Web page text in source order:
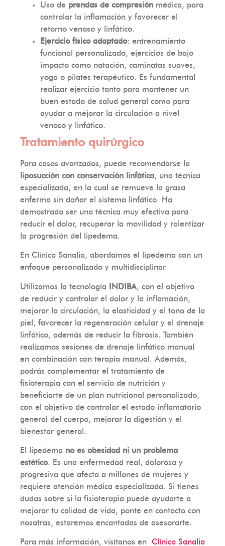
Uso de prendas de compresión médica, para
controlar la inflamación y favorecer el
retorno venoso y linfático.
Ejercicio físico adaptado: entrenamiento
funcional personalizado, ejercicios de bajo
impacto como natación, caminatas suaves,
yoga o pilates terapéutico. Es fundamental
realizar ejercicio tanto para mantener un
buen estado de salud general como para
ayudar a mejorar la circulación a nivel
venoso y linfático.
Tratamiento quirúrgico
Para casos avanzados, puede recomendarse la
liposucción con conservación linfática, una técnica
especializada, en la cual se remueve la grasa
enferma sin dañar el sistema linfático. Ha
demostrado ser una técnica muy efectiva para
reducir el dolor, recuperar la movilidad y ralentizar
la progresión del lipedema.
En Clínica Sanalia, abordamos el lipedema con un
enfoque personalizado y multidisciplinar.
Utilizamos la tecnología INDIBA, con el objetivo
de reducir y controlar el dolor y la inflamación,
mejorar la circulación, la elasticidad y el tono de la
piel, favorecer la regeneración celular y el drenaje
linfático, además de reducir la fibrosis. También
realizamos sesiones de drenaje linfático manual
en combinación con terapia manual. Además,
podrás complementar el tratamiento de
fisioterapia con el servicio de nutrición y
beneficiarte de un plan nutricional personalizado,
con el objetivo de controlar el estado inflamatorio
general del cuerpo, mejorar la digestión y el
bienestar general.
El lipedema no es obesidad ni un problema
estético. Es una enfermedad real, dolorosa y
progresiva que afecta a millones de mujeres y
requiere atención médica especializada. Si tienes
dudas sobre si la fisioterapia puede ayudarte a
mejorar tu calidad de vida, ponte en contacto con
nosotras, estaremos encantadas de asesorarte.
Para más información, visítanos en Clínica Sanalia